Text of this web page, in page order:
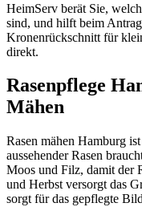
HeimServ berät Sie,
sind, und hilft beim
Kronenrückschnitt für
direkt.
Rasenpflege
Mähen
Rasen mähen Hamburg
aussehender Rasen
Moos und Filz, damit der
und Herbst versorgt das
sorgt für das gepflegte